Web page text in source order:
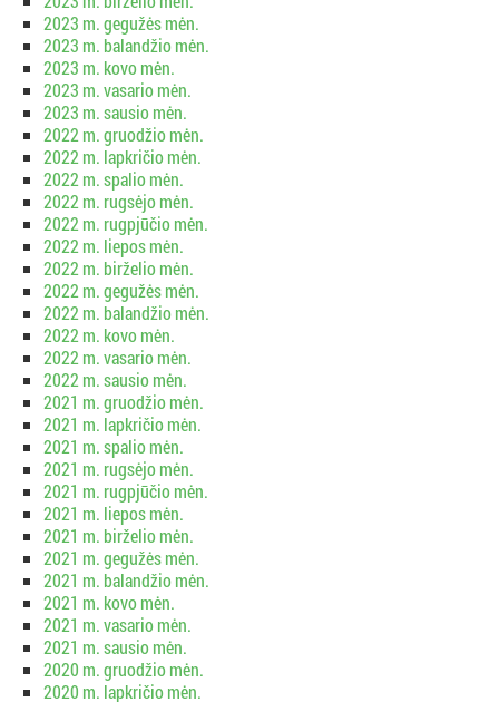
2023 m. gegužės mėn.
2023 m. balandžio mėn.
2023 m. kovo mėn.
2023 m. vasario mėn.
2023 m. sausio mėn.
2022 m. gruodžio mėn.
2022 m. lapkričio mėn.
2022 m. spalio mėn.
2022 m. rugsėjo mėn.
2022 m. rugpjūčio mėn.
2022 m. liepos mėn.
2022 m. birželio mėn.
2022 m. gegužės mėn.
2022 m. balandžio mėn.
2022 m. kovo mėn.
2022 m. vasario mėn.
2022 m. sausio mėn.
2021 m. gruodžio mėn.
2021 m. lapkričio mėn.
2021 m. spalio mėn.
2021 m. rugsėjo mėn.
2021 m. rugpjūčio mėn.
2021 m. liepos mėn.
2021 m. birželio mėn.
2021 m. gegužės mėn.
2021 m. balandžio mėn.
2021 m. kovo mėn.
2021 m. vasario mėn.
2021 m. sausio mėn.
2020 m. gruodžio mėn.
2020 m. lapkričio mėn.